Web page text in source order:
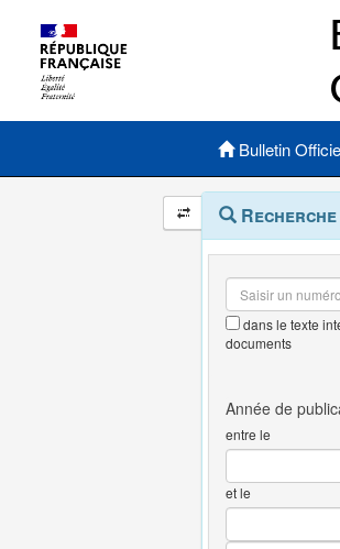
Menu principal
Bulletin
Navigation
et
outils
annexes
Menu
contextuel
Recherche
dans le texte
documents
entre le
et le